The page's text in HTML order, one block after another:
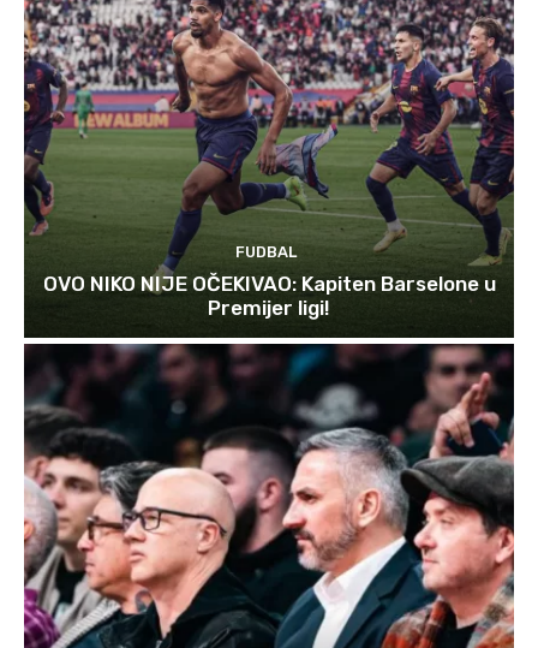
FUDBAL
OVO NIKO NIJE OČEKIVAO: Kapiten Barselone u
Premijer ligi!